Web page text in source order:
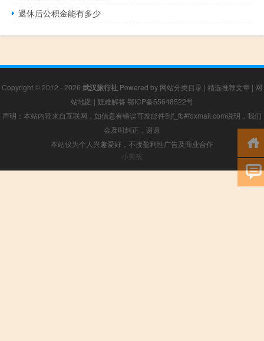
退休后公积金能有多少
Copyright © 2012 - 2026 武汉旅行社 Powered by 网站分类目录 | 精选推荐文章 | 网
站地图 | 疑难解答 鄂ICP备55648522号
声明：本站内容来自互联网，如信息有错误可发邮件到f_fb#foxmail.com说明，我们
会及时纠正，谢谢
本站仅为个人兴趣爱好，不接盈利性广告及商业合作
小男孩